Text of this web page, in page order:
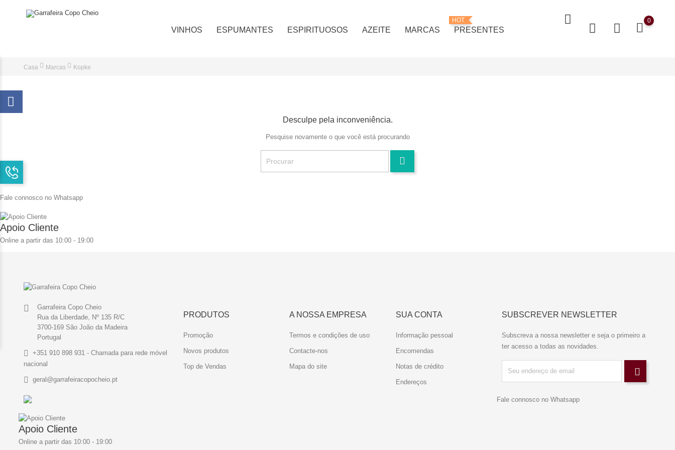
VINHOS ESPUMANTES ESPIRITUOSOS AZEITE MARCAS
HOT
PRESENTES
0
Casa Marcas Kopke
Desculpe pela inconveniência.
Pesquise novamente o que você está procurando
Fale connosco no Whatsapp
Apoio Cliente
Online a partir das 10:00 - 19:00
Garrafeira Copo Cheio
Rua da Liberdade, Nº 135 R/C
3700-169 São João da Madeira
Portugal
+351 910 898 931 - Chamada para rede móvel
nacional
geral@garrafeiracopocheio.pt
PRODUTOS
Promoção
Novos produtos
Top de Vendas
A NOSSA EMPRESA
Termos e condições de uso
Contacte-nos
Mapa do site
SUA CONTA
Informação pessoal
Encomendas
Notas de crédito
Endereços
SUBSCREVER NEWSLETTER
Subscreva a nossa newsletter e seja o primeiro a
ter acesso a todas as novidades.
Fale connosco no Whatsapp
Apoio Cliente
Online a partir das 10:00 - 19:00